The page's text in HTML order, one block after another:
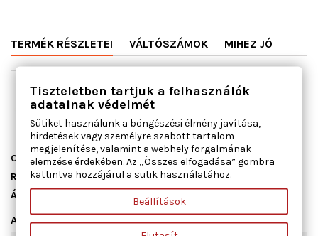
TERMÉK RÉSZLETEI VÁLTÓSZÁMOK MIHEZ JÓ
Cikkszám 01.3920
Raktáron3 db
Állapot
Adatlap
Tiszteletben tartjuk a felhasználók
adatainak védelmét
Sütiket használunk a böngészési élmény javítása,
hirdetések vagy személyre szabott tartalom
megjelenítése, valamint a webhely forgalmának
elemzése érdekében. Az „Összes elfogadása” gombra
kattintva hozzájárul a sütik használatához.
Beállítások